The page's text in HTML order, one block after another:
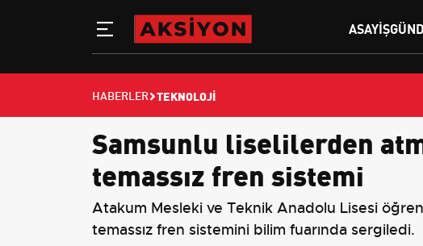
ASAYIŞ
HABERLER TEKNOLOJI
Samsunlu liselilerden
temassız fren sistemi
Atakum Mesleki ve Teknik Anadolu Lisesi
temassız fren sistemini bilim fuarında sergiledi.